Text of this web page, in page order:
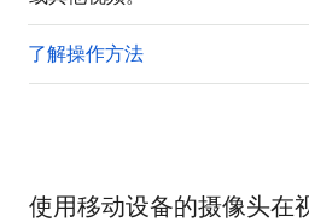
了解操作方法
使用移动设备的摄像头在